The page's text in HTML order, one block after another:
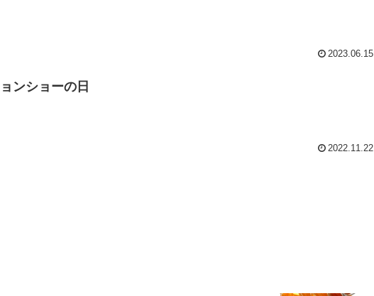
2023.06.15
ンショーの日
2022.11.22